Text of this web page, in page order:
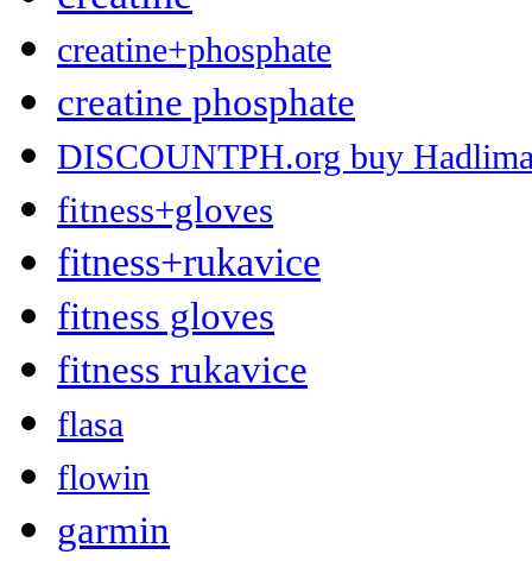
creatine+phosphate
creatine phosphate
DISCOUNTPH.org buy
fitness+gloves
fitness+rukavice
fitness gloves
fitness rukavice
flasa
flowin
garmin